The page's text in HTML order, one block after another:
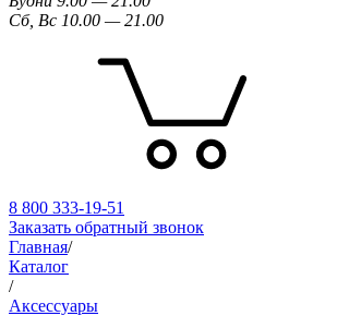
Сб, Вс 10.00 — 21.00
8 800 333-19-51
Заказать обратный звонок
Главная/
Каталог
/
Аксессуары